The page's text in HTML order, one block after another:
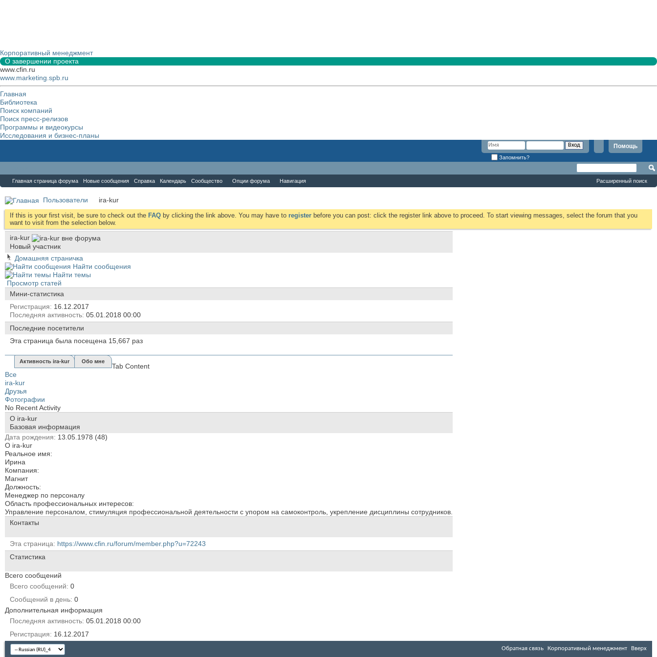
Корпоративный менеджмент
О завершении проекта
www.cfin.ru
www.marketing.spb.ru
Главная
Библиотека
Поиск компаний
Поиск пресс-релизов
Программы и видеокурсы
Исследования и бизнес-планы
Помощь
Запомнить?
Главная страница форума Новые сообщения Справка Календарь Сообщество Опции форума Навигация Расширенный поиск
Пользователи ira-kur
If this is your first visit, be sure to check out the FAQ by clicking the link above. You may have to register before you can post: click the register link above to proceed. To start viewing messages, select the forum that you
want to visit from the selection below.
ira-kur
Новый участник
Домашняя страничка
Найти сообщения
Найти темы
Просмотр статей
Мини-статистика
Регистрация
16.12.2017
Последняя активность 05.01.2018 00:00
Последние посетители
Эта страница была посещена 15,667 раз
Активность ira-kur Обо мне
Tab Content
Все
ira-kur
Друзья
Фотографии
No Recent Activity
О ira-kur
Базовая информация
Дата рождения
13.05.1978 (48)
О ira-kur
Реальное имя:
Ирина
Компания:
Магнит
Должность:
Менеджер по персоналу
Область профессиональных интересов:
Управление персоналом, стимуляция профессиональной деятельности с упором на самоконтроль, укрепление дисциплины сотрудников.
Контакты
Эта страница
https://www.cfin.ru/forum/member.php?u=72243
Статистика
Всего сообщений
Всего сообщений 0
Сообщений в день 0
Дополнительная информация
Последняя активность 05.01.2018 00:00
Регистрация
16.12.2017
Обратная связь Корпоративный менеджмент Вверх